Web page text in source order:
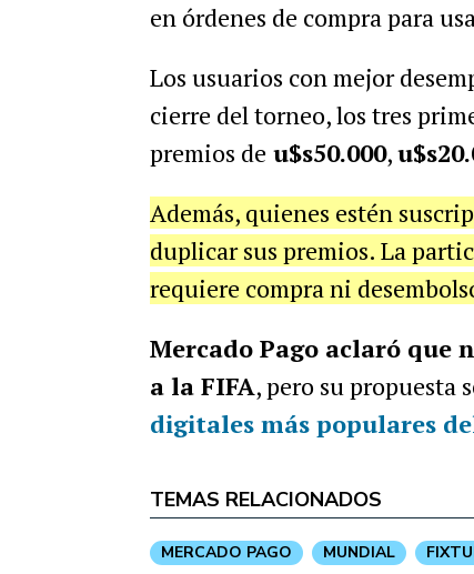
en órdenes de compra para
Los usuarios con mejor
cierre del torneo, los tres
premios de u$s50.000,
Además, quienes estén
duplicar sus premios. La
requiere compra ni
Mercado Pago aclaró
a la FIFA, pero su propuesta
digitales más populares
TEMAS RELACIONADOS
MERCADO PAGO MUNDIAL